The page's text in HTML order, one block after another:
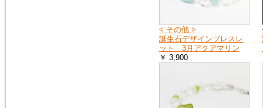
< その他 >
誕生石デザインブレスレ
ット 3月アクアマリン
￥ 3,900